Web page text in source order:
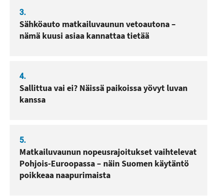
3.
Sähköauto matkailuvaunun vetoautona –
nämä kuusi asiaa kannattaa tietää
4.
Sallittua vai ei? Näissä paikoissa yövyt luvan
kanssa
5.
Matkailuvaunun nopeusrajoitukset vaihtelevat
Pohjois-Euroopassa – näin Suomen käytäntö
poikkeaa naapurimaista